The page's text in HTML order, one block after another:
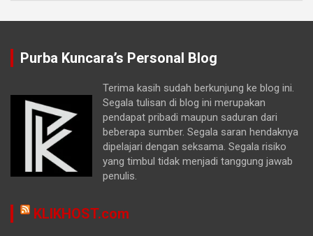
Purba Kuncara’s Personal Blog
Terima kasih sudah berkunjung ke blog ini.
Segala tulisan di blog ini merupakan
pendapat pribadi maupun saduran dari
beberapa sumber. Segala saran hendaknya
dipelajari dengan seksama. Segala risiko
yang timbul tidak menjadi tanggung jawab
penulis.
KLIKHOST.com